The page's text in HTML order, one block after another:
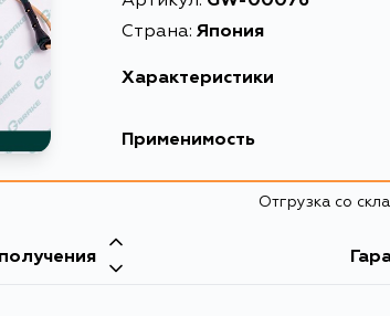
Страна: Япония
Характеристики
Описание
Применимость
Отгрузка со